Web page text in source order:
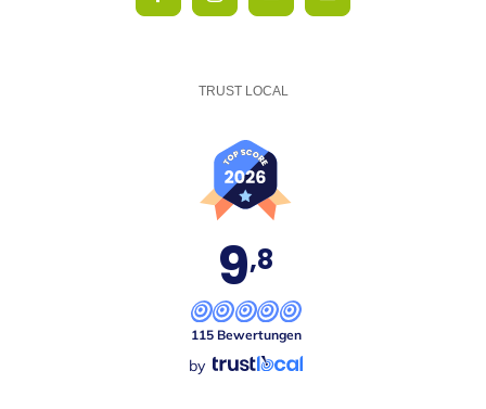
TRUST LOCAL
9,8
115 Bewertungen
by